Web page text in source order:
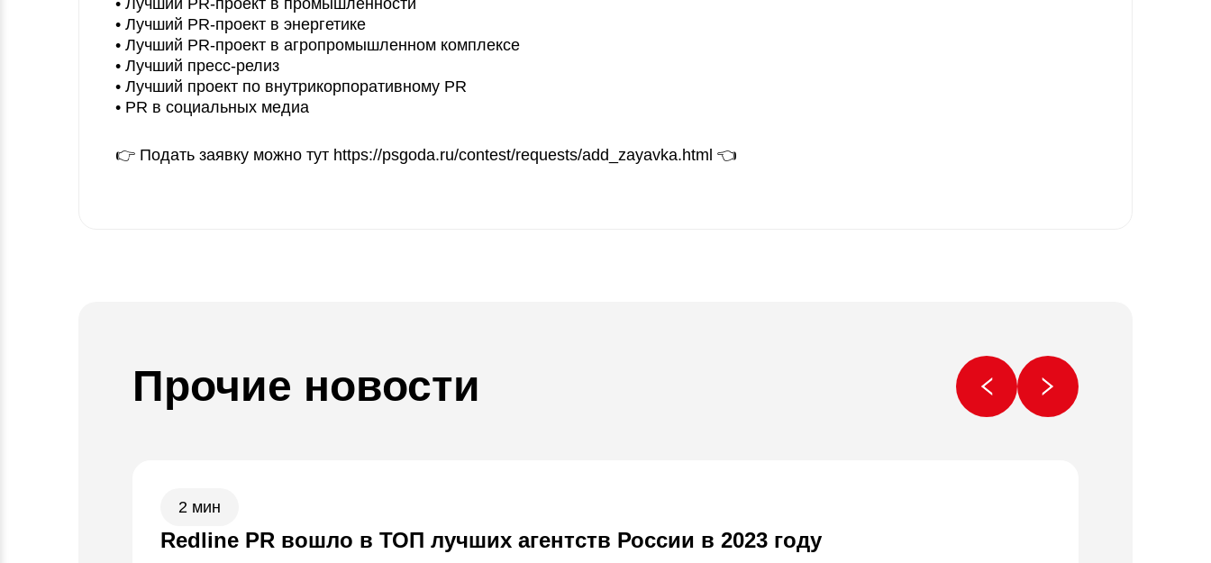
• Лучший PR-проект в промышленности
• Лучший PR-проект в энергетике
• Лучший PR-проект в агропромышленном комплексе
• Лучший пресс-релиз
• Лучший проект по внутрикорпоративному PR
• PR в социальных медиа
👉 Подать заявку можно тут https://psgoda.ru/contest/requests/add_zayavka.html 👈
Прочие новости
2 мин
Redline PR вошло в ТОП лучших агентств России в 2023 году